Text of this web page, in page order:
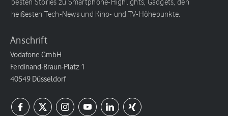
besten Stories zu Smartphone-Highlights, Gadgets, den
heißesten Tech-News und Kino- und TV-Höhepunkte.
Anschrift
Vodafone GmbH
Ferdinand-Braun-Platz 1
40549 Düsseldorf